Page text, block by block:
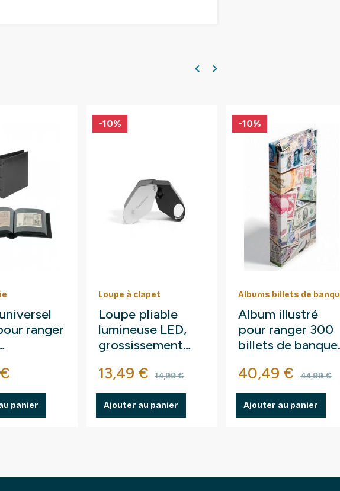
ranger
panier
Loupe à clapet
Loupe pliable
lumineuse LED,
grossissement
Prix
13,49 € Prix de base
14,99 €
-10%
Ajouter au panier
Albums billets de
Album illustré
pour ranger 300
billets de banque.
Prix
40,49 € Prix
44,99 €
-10%
Ajouter au panier